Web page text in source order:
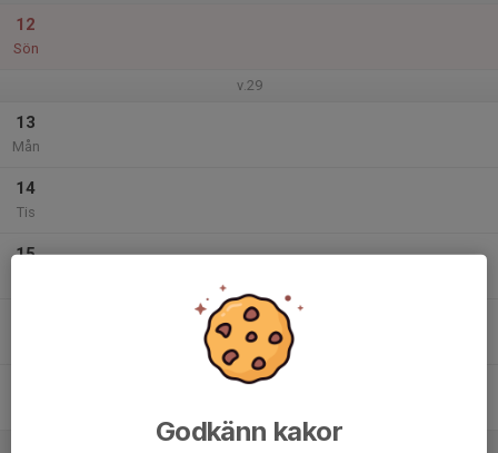
12
Sön
v.29
13
Mån
14
Tis
15
Godkänn kakor